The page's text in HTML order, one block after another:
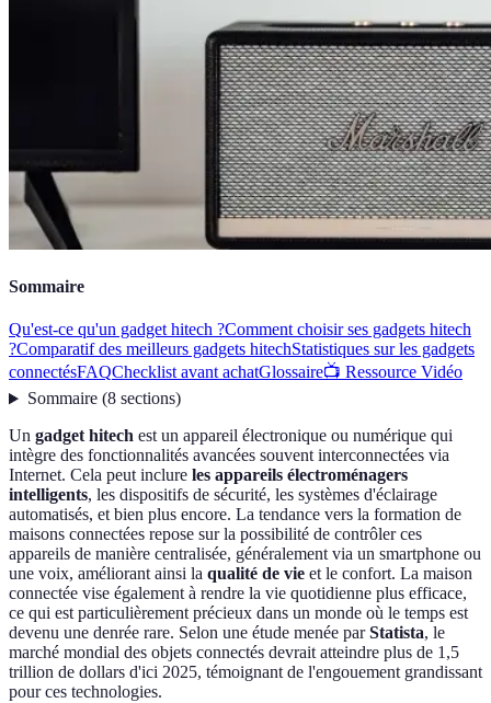
Sommaire
Qu'est-ce qu'un gadget hitech ?Comment choisir ses gadgets hitech
?Comparatif des meilleurs gadgets hitechStatistiques sur les gadgets
connectésFAQChecklist avant achatGlossaire📺 Ressource Vidéo
Sommaire(8 sections)
Un gadget hitech est un appareil électronique ou numérique qui
intègre des fonctionnalités avancées souvent interconnectées via
Internet. Cela peut inclure les appareils électroménagers
intelligents, les dispositifs de sécurité, les systèmes d'éclairage
automatisés, et bien plus encore. La tendance vers la formation de
maisons connectées repose sur la possibilité de contrôler ces
appareils de manière centralisée, généralement via un smartphone ou
une voix, améliorant ainsi la qualité de vie et le confort. La maison
connectée vise également à rendre la vie quotidienne plus efficace,
ce qui est particulièrement précieux dans un monde où le temps est
devenu une denrée rare. Selon une étude menée parStatista, le
marché mondial des objets connectés devrait atteindre plus de 1,5
trillion de dollars d'ici 2025, témoignant de l'engouement grandissant
pour ces technologies.